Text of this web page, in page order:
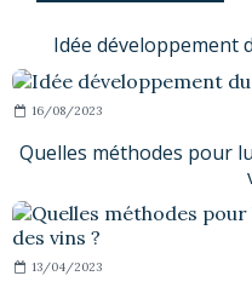
Idée développement
16/08/2023
Quelles méthodes pour
13/04/2023